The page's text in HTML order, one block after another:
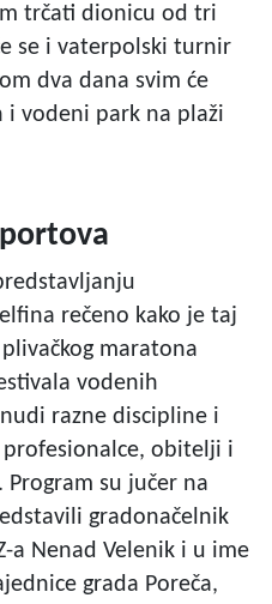
trčati dionicu od tri
se i vaterpolski turnir
dva dana svim će
vodeni park na plaži
rečeno kako je taj
maratona
vodenih
razne discipline i
obitelji i
su jučer na
gradonačelnik
a Nenad Velenik i u ime
grada Poreča,